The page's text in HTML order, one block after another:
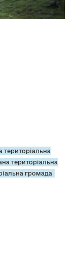
територіальна
територіальна
громада